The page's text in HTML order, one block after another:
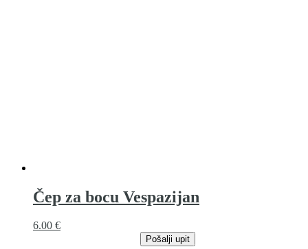
Čep za bocu Vespazijan
6.00 €
Pošalji upit